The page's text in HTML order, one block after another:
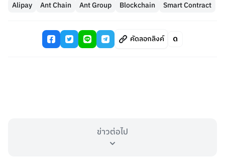
Alipay
Ant Chain Ant Group Blockchain Smart Contract
คัดลอกลิงค์
ข่าวต่อไป